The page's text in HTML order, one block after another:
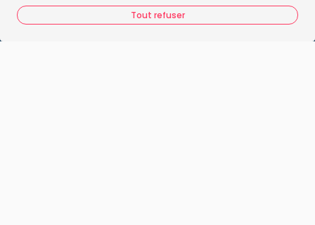
Tout refuser
Nos engagements